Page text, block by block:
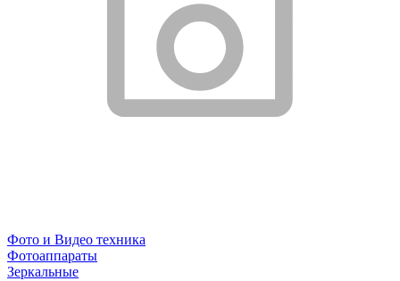
Фото и Видео техника
Фотоаппараты
Зеркальные